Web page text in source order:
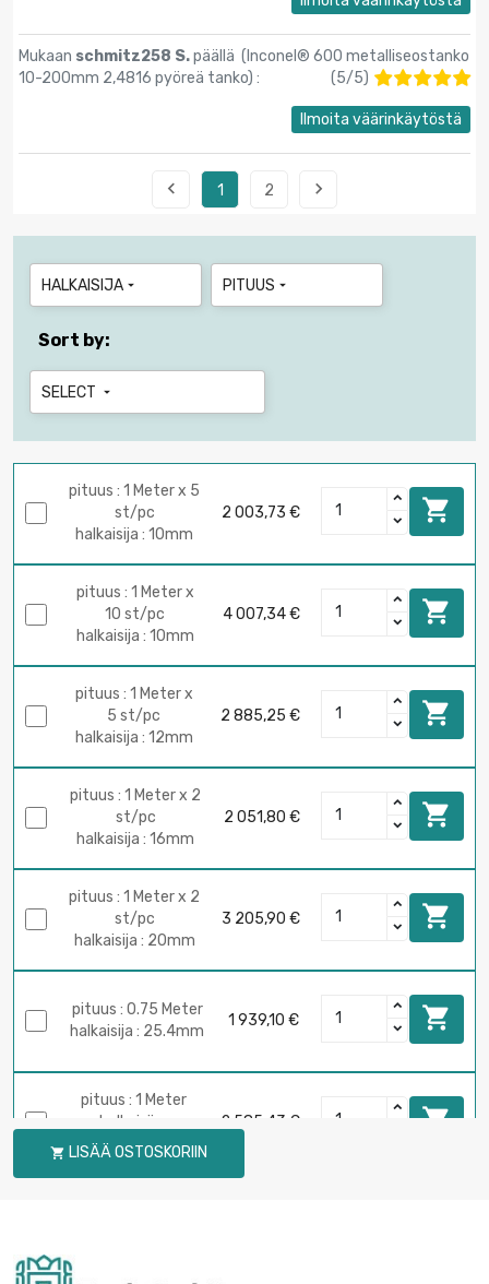
Mukaan schmitz258 S.päällä ( Inconel® 600 metalliseostanko
10-200mm 2,4816 pyöreä tanko) : (5/5)
Ilmoita väärinkäytöstä
 1 2 
HALKAISIJA  PITUUS 
Sort by:
SELECT 
pituus : 1 Meter x 5
st/pc
halkaisija : 10mm
2 003,73 € 
pituus : 1 Meter x
10 st/pc
halkaisija : 10mm
4 007,34 € 
pituus : 1 Meter x
5 st/pc
halkaisija : 12mm
2 885,25 € 
pituus : 1 Meter x 2
st/pc
halkaisija : 16mm
2 051,80 € 
pituus : 1 Meter x 2
st/pc
halkaisija : 20mm
3 205,90 € 
pituus : 0.75 Meter
halkaisija : 25.4mm
1 939,10 € 
pituus : 1 Meter
halkaisija :
25.4mm
2 585,43 € 
 LISÄÄ OSTOSKORIIN